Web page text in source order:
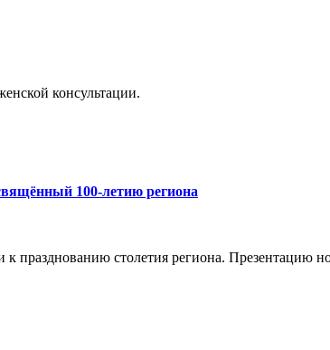
консультации.
100-летию региона
к празднованию столетия региона. Презентацию